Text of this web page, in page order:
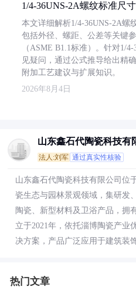
1/4-36UNS-2A螺纹标准尺寸
本文详细解析1/4-36UNS-2A螺
包括外径、螺距、公差等关键
（ASME B1.1标准）。针对1/
见疑问，通过公式推导给出精
附加工艺建议与扩展知识。
2026年8月4日
山东鑫石代陶瓷科技有
法人:刘军 通过真实性核验
山东鑫石代陶瓷科技有限公司位
瓷生态与园林景观领域，集研发
陶瓷、新型材料及卫浴产品，拥
立于2021年，依托淄博陶瓷产业
决方案，产品广泛应用于建筑装
热门文章